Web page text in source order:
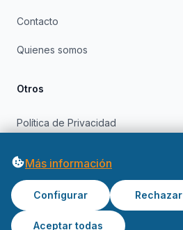
Contacto
Quienes somos
Otros
Política de Privacidad
Más información
Configurar Rechazar
Aceptar todas